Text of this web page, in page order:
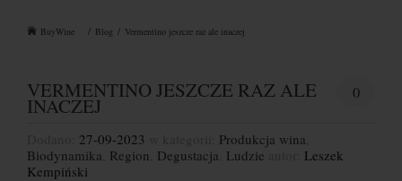
BuyWine Blog Vermentino jeszcze raz ale inaczej
VERMENTINO JESZCZE RAZ ALE
INACZEJ
0
27-09-2023 Produkcja wina
Biodynamika Region Degustacja Ludzie
Leszek
Kempiński